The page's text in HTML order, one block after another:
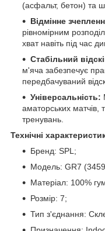
(асфальт, бетон) та
Відмінне
рівномірним
хват навіть під час
Стабільний
м'яча забезпечує
передбачуваний
Універсальність:
аматорських матчів,
тренувань.
Технічні
Бренд: SPL;
Модель: GR7
Матеріал: 100%
Розмір: 7;
Тип з'єднання: